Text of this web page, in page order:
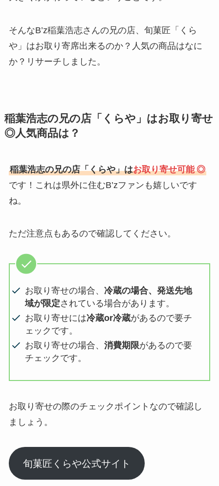
そんなB’z稲葉浩志さんの兄の店、旬菓匠「くら
や」はお取り寄席出来るのか？人気の商品はなに
か？リサーチしました。
稲葉浩志の兄の店「くらや」はお取り寄せ
◎人気商品は？
稲葉浩志の兄の店「くらや」はお取り寄せ可能 ◎
です！これは県外に住むB’zファンも嬉しいです
ね。
ただ注意点もあるので確認してください。
お取り寄せの場合、冷蔵の場合、発送先地
域が限定されている場合があります。
お取り寄せには冷蔵or冷蔵があるので要チ
ェックです。
お取り寄せの場合、消費期限があるので要
チェックです。
お取り寄せの際のチェックポイントなので確認し
ましょう。
旬菓匠くらや公式サイト